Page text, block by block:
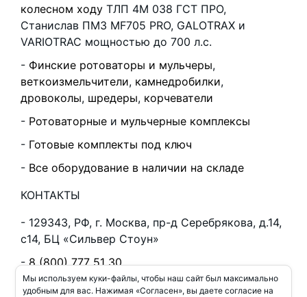
колесном ходу ТЛП 4М 038 ГСТ ПРО,
Станислав ПМЗ MF705 PRO, GALOTRAX и
VARIOTRAC мощностью до 700 л.с.
Финские ротоваторы и мульчеры,
веткоизмельчители, камнедробилки,
дровоколы, шредеры, корчеватели
Ротоваторные и мульчерные комплексы
Готовые комплекты под ключ
Все оборудование в наличии на складе
КОНТАКТЫ
129343, РФ, г. Москва, пр-д Серебрякова, д.14,
с14, БЦ «Сильвер Стоун»
8 (800) 777 51 30
8 (926) 138 59 27
Мы используем куки-файлы, чтобы наш сайт был максимально
удобным для вас. Нажимая «Согласен», вы даете согласие на